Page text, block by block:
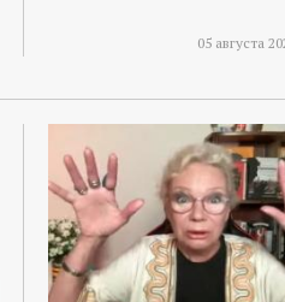
05 августа